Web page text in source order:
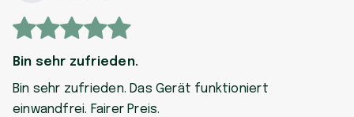
Bin sehr zufrieden.
Bin sehr zufrieden. Das Gerät funktioniert
einwandfrei. Fairer Preis.